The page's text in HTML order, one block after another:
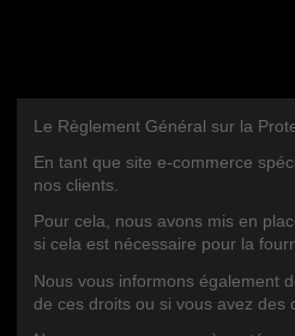
Royalcig
9 Rte de Tarbes, 64320
+33547927710
royalcig@hotmail.fr
Le Règlement Général sur la
En tant que site e-commerce
nos clients.
Pour cela, nous avons mis en
si cela est nécessaire pour la
Nous vous informons également
de ces droits ou si vous avez des